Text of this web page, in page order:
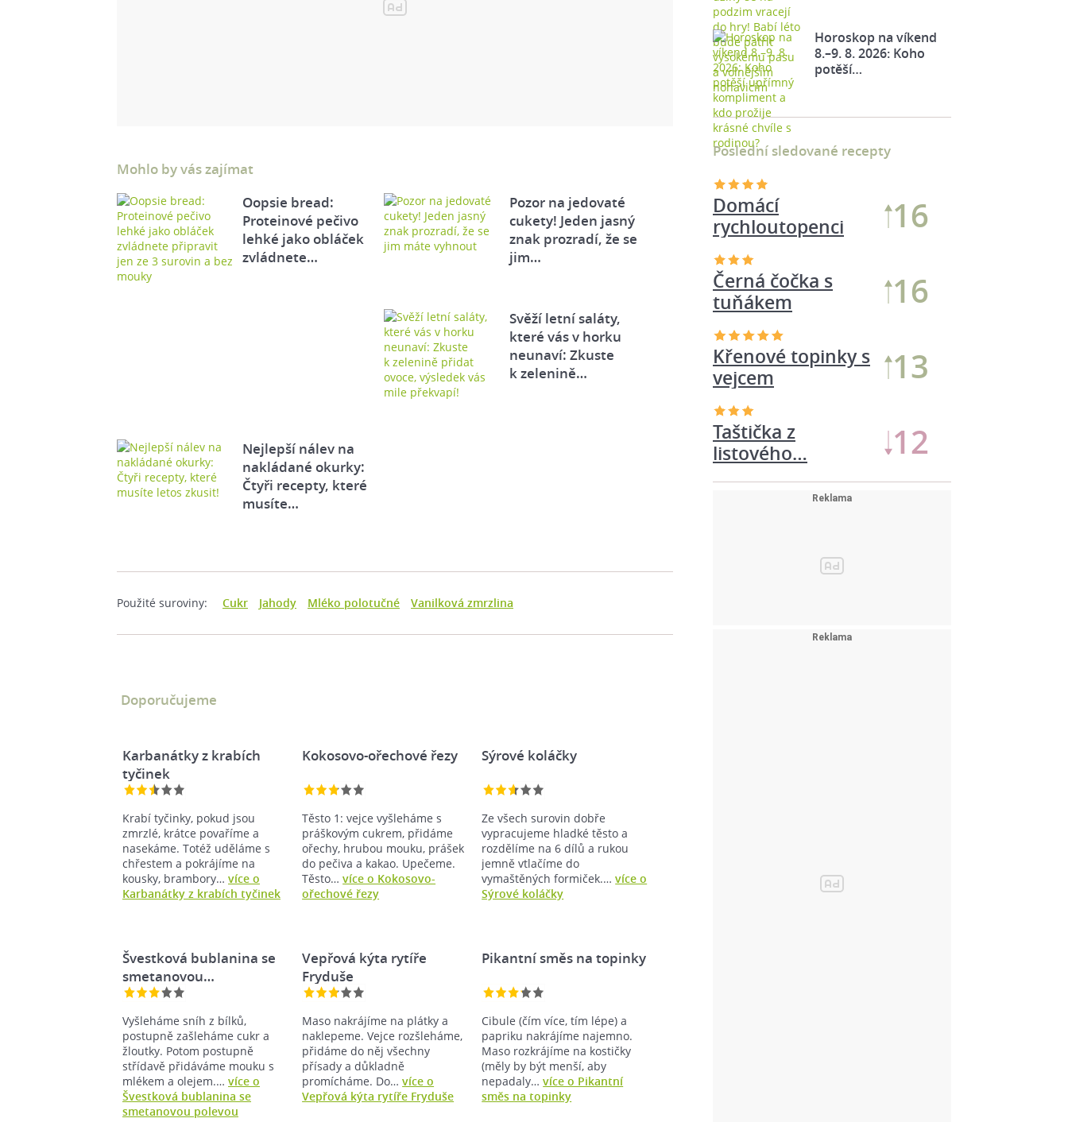
Mohlo by vás zajímat
Oopsie bread:
Proteinové pečivo
lehké jako obláček
zvládnete…
Pozor na jedovaté
cukety! Jeden jasný
znak prozradí, že se
jim…
Svěží letní saláty,
které vás v horku
neunaví: Zkuste
k zelenině…
Nejlepší nálev na
nakládané okurky:
Čtyři recepty, které
musíte…
Použité suroviny: Cukr Jahody Mléko polotučné Vanilková zmrzlina
Doporučujeme
Karbanátky z krabích
tyčinek
Krabí tyčinky, pokud jsou
zmrzlé, krátce povaříme a
nasekáme. Totéž uděláme s
chřestem a pokrájíme na
kousky, brambory… více o
Karbanátky z krabích tyčinek
Kokosovo-ořechové řezy
Těsto 1: vejce vyšleháme s
práškovým cukrem, přidáme
ořechy, hrubou mouku, prášek
do pečiva a kakao. Upečeme.
Těsto…více o Kokosovo-
ořechové řezy
Sýrové koláčky
Ze všech surovin dobře
vypracujeme hladké těsto a
rozdělíme na 6 dílů a rukou
jemně vtlačíme do
vymaštěných formiček.…více o
Sýrové koláčky
Švestková bublanina se
smetanovou…
Vyšleháme sníh z bílků,
postupně zašleháme cukr a
žloutky. Potom postupně
střídavě přidáváme mouku s
mlékem a olejem.… více o
Švestková bublanina se
smetanovou polevou
Vepřová kýta rytíře
Fryduše
Maso nakrájíme na plátky a
naklepeme. Vejce rozšleháme,
přidáme do něj všechny
přísady a důkladně
promícháme. Do…více o
Vepřová kýta rytíře Fryduše
Pikantní směs na topinky
Cibule (čím více, tím lépe) a
papriku nakrájíme najemno.
Maso rozkrájíme na kostičky
(měly by být menší, aby
nepadaly…více o Pikantní
směs na topinky
Horoskop na víkend
8.–9. 8. 2026: Koho
potěší…
Poslední sledované recepty
Domácí
rychloutopenci
16
Křenové topinky s
vejcem
13
Černá čočka s
tuňákem
16
Taštička z
listového…
12